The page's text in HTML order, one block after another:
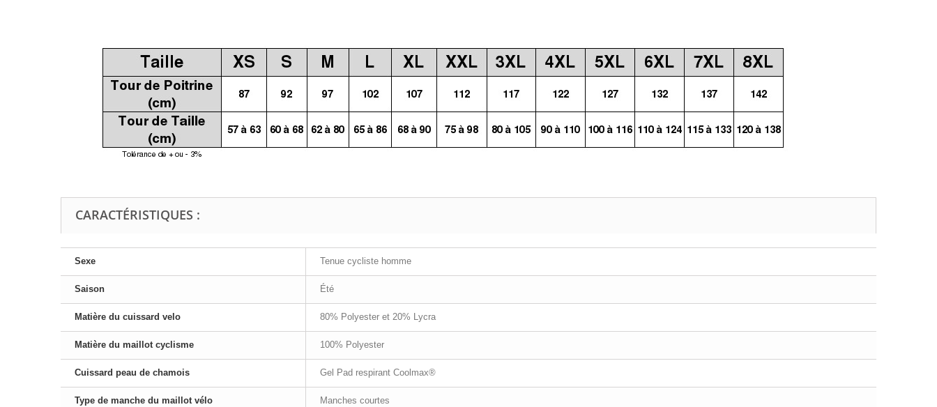
CARACTÉRISTIQUES :
Sexe Tenue cycliste homme
Saison Été
Matière du cuissard velo 80% Polyester et 20% Lycra
Matière du maillot cyclisme 100% Polyester
Cuissard peau de chamois Gel Pad respirant Coolmax®
Type de manche du maillot vélo Manches courtes